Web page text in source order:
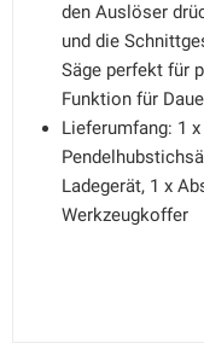
den Auslöser
und die
Säge perfekt für
Funktion für
Lieferumfang: 1 x
Ladegerät, 1 x
Werkzeugkoffer